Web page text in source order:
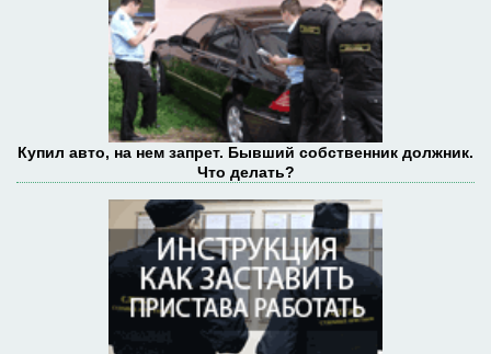
Купил авто, на нем запрет. Бывший собственник должник.
Что делать?